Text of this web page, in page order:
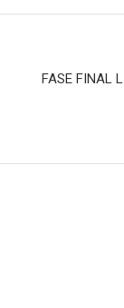
FASE FINAL